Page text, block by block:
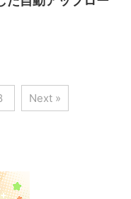
Next »